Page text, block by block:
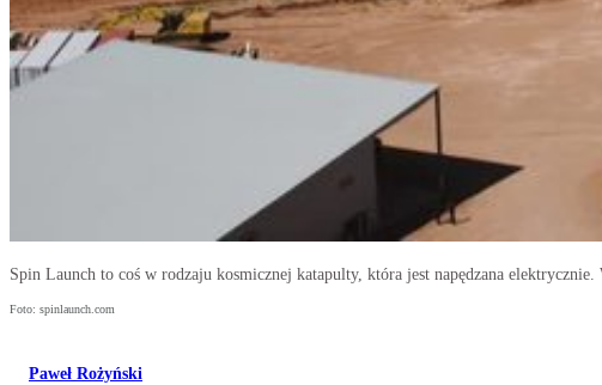
Spin Launch to coś w rodzaju kosmicznej katapulty, która jest napędzana
Foto: spinlaunch.com
Paweł Rożyński